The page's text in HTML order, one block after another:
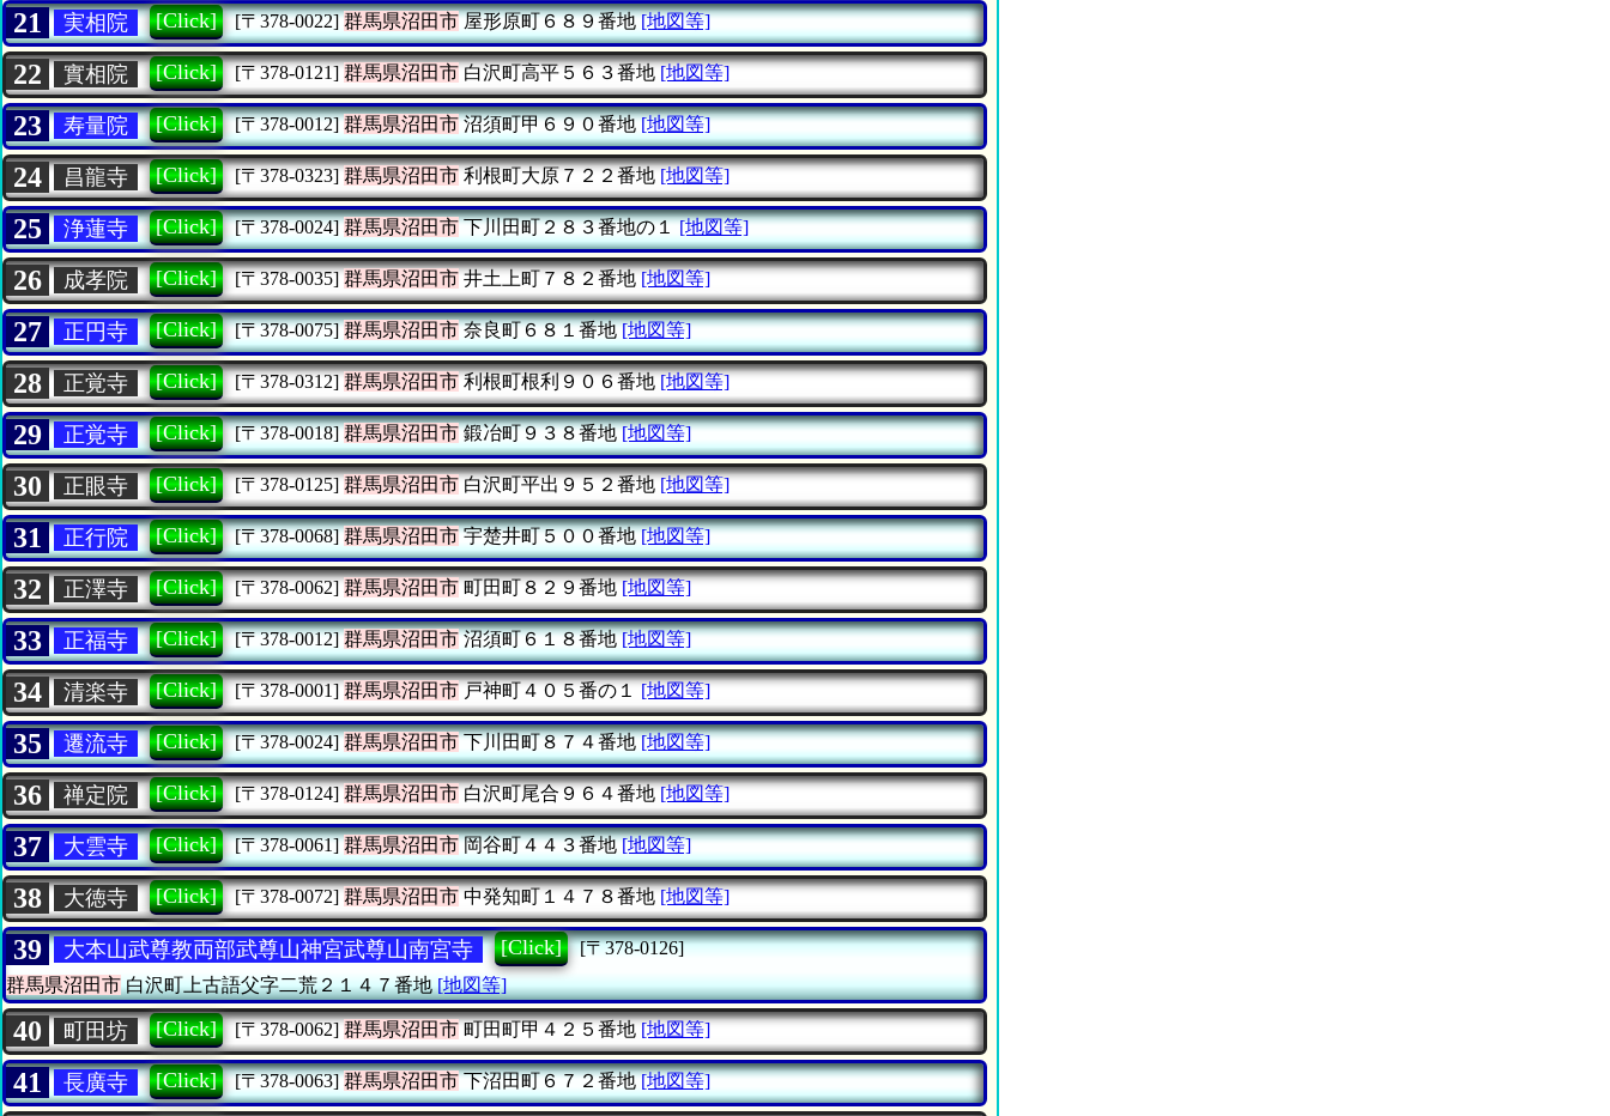
21 実相院 [Click] [〒378-0022] 群馬県沼田市屋形原町６８９番地 [地図等]
22 實相院 [Click] [〒378-0121] 群馬県沼田市白沢町高平５６３番地 [地図等]
23 寿量院 [Click] [〒378-0012] 群馬県沼田市沼須町甲６９０番地 [地図等]
24 昌龍寺 [Click] [〒378-0323] 群馬県沼田市利根町大原７２２番地 [地図等]
25 浄蓮寺 [Click] [〒378-0024] 群馬県沼田市下川田町２８３番地の１ [地図等]
26 成孝院 [Click] [〒378-0035] 群馬県沼田市井土上町７８２番地 [地図等]
27 正円寺 [Click] [〒378-0075] 群馬県沼田市奈良町６８１番地 [地図等]
28 正覚寺 [Click] [〒378-0312] 群馬県沼田市利根町根利９０６番地 [地図等]
29 正覚寺 [Click] [〒378-0018] 群馬県沼田市鍛冶町９３８番地 [地図等]
30 正眼寺 [Click] [〒378-0125] 群馬県沼田市白沢町平出９５２番地 [地図等]
31 正行院 [Click] [〒378-0068] 群馬県沼田市宇楚井町５００番地 [地図等]
32 正澤寺 [Click] [〒378-0062] 群馬県沼田市町田町８２９番地 [地図等]
33 正福寺 [Click] [〒378-0012] 群馬県沼田市沼須町６１８番地 [地図等]
34 清楽寺 [Click] [〒378-0001] 群馬県沼田市戸神町４０５番の１ [地図等]
35 遷流寺 [Click] [〒378-0024] 群馬県沼田市下川田町８７４番地 [地図等]
36 禅定院 [Click] [〒378-0124] 群馬県沼田市白沢町尾合９６４番地 [地図等]
37 大雲寺 [Click] [〒378-0061] 群馬県沼田市岡谷町４４３番地 [地図等]
38 大徳寺 [Click] [〒378-0072] 群馬県沼田市中発知町１４７８番地 [地図等]
39 大本山武尊教両部武尊山神宮武尊山南宮寺 [Click]
[〒378-0126]
群馬県沼田市白沢町上古語父字二荒２１４７番地 [地図等]
40 町田坊 [Click] [〒378-0062] 群馬県沼田市町田町甲４２５番地 [地図等]
41 長廣寺 [Click] [〒378-0063] 群馬県沼田市下沼田町６７２番地 [地図等]